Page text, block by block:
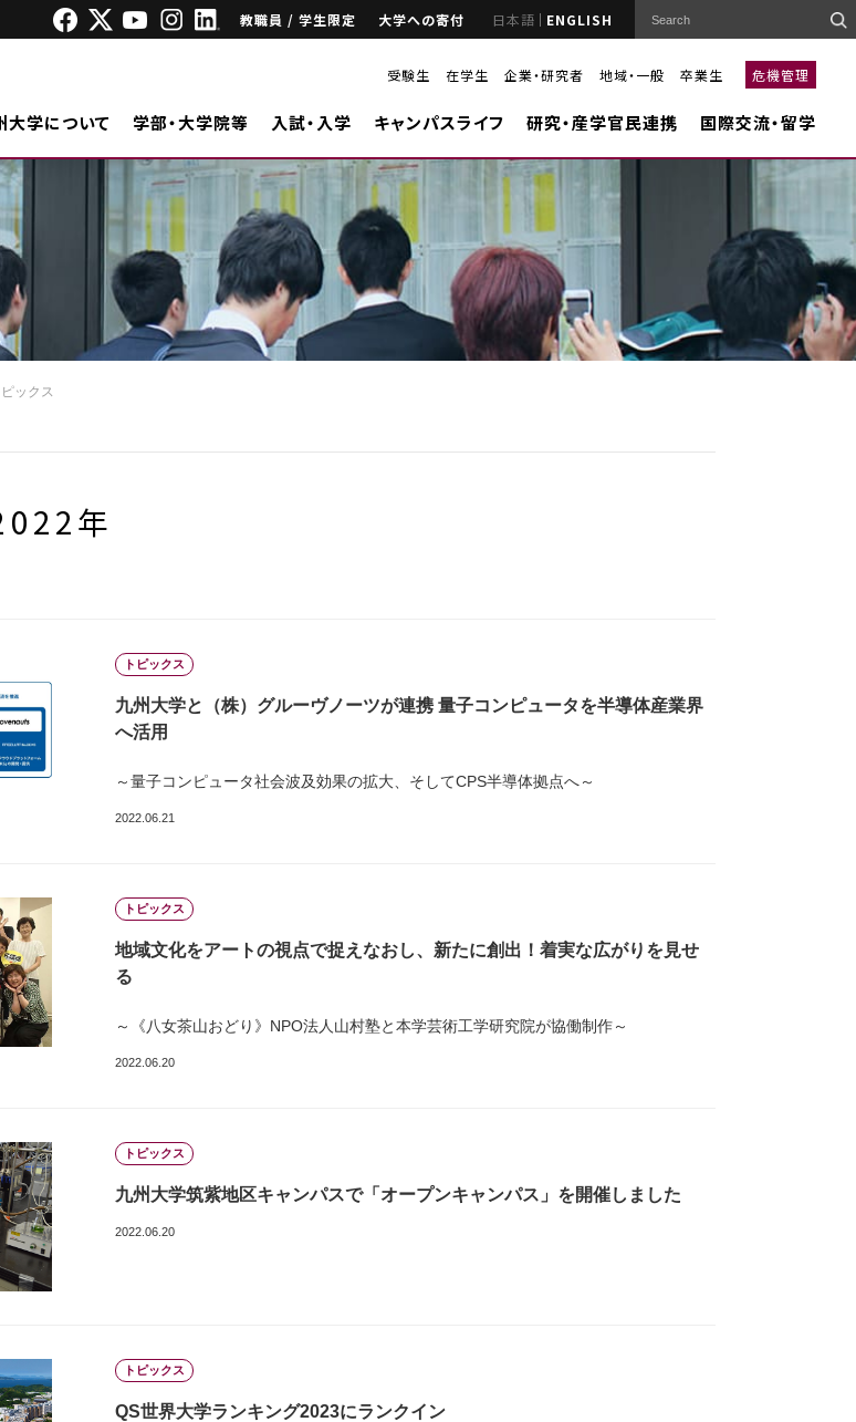
教職員 / 学生限定 大学への寄付 日本語 ENGLISH
受験生 在学生 企業・研究者 地域・一般 卒業生 危機管理
大学について 学部・大学院等 入試・入学 キャンパスライフ 研究・産学官民連携 国際交流・留学
ピックス
年
トピックス
九州大学と（株）グルーヴノーツが連携 量子コンピュータを半導体産業界
へ活用
～量子コンピュータ社会波及効果の拡大、そしてCPS半導体拠点へ～
2022.06.21
トピックス
地域文化をアートの視点で捉えなおし、新たに創出！着実な広がりを見せ
る
～《八女茶山おどり》NPO法人山村塾と本学芸術工学研究院が協働制作～
2022.06.20
トピックス
九州大学筑紫地区キャンパスで「オープンキャンパス」を開催しました
2022.06.20
トピックス
QS世界大学ランキング2023にランクイン